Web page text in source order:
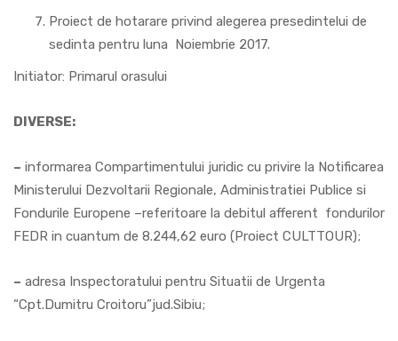
Proiect de hotarare privind alegerea presedintelui de
sedinta pentru luna Noiembrie 2017.
Initiator: Primarul orasului
DIVERSE:
– informarea Compartimentului juridic cu privire la Notificarea
Ministerului Dezvoltarii Regionale, Administratiei Publice si
Fondurile Europene –referitoare la debitul afferent fondurilor
FEDR in cuantum de 8.244,62 euro (Proiect CULTTOUR);
– adresa Inspectoratului pentru Situatii de Urgenta
“Cpt.Dumitru Croitoru”jud.Sibiu;